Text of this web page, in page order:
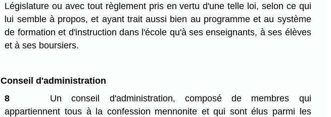
Législature ou avec tout règlement pris en vertu d'une telle loi, selon ce qui
lui semble à propos, et ayant trait aussi bien au programme et au système
de formation et d'instruction dans l'école qu'à ses enseignants, à ses élèves
et à ses boursiers.
Conseil d'administration
8
Un conseil d'administration, composé de membres qui
appartiennent tous à la confession mennonite et qui sont élus parmi les